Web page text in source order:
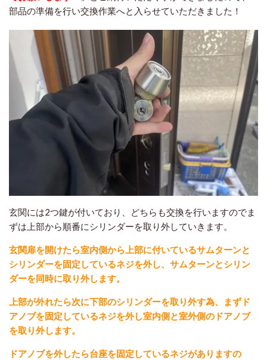
部品の準備を行い交換作業へと入らせていただきました！
玄関には2つ鍵が付いており、どちらも交換を行いますのでま
ずは上部から順番にシリンダーを取り外していきます。
玄関扉を開けたら室内側から上部に付いているサムターンと
シリンダーを固定しているネジを外し、サムターンとシリン
ダーを同時に取り外します。
上部が外れたら次に下部のシリンダーを取り外す為、まずド
アノブを固定しているネジを外し室内側と室外側のドアノブ
を取り外します。
ドアノブを外したら台座を固定しているネジがありますの